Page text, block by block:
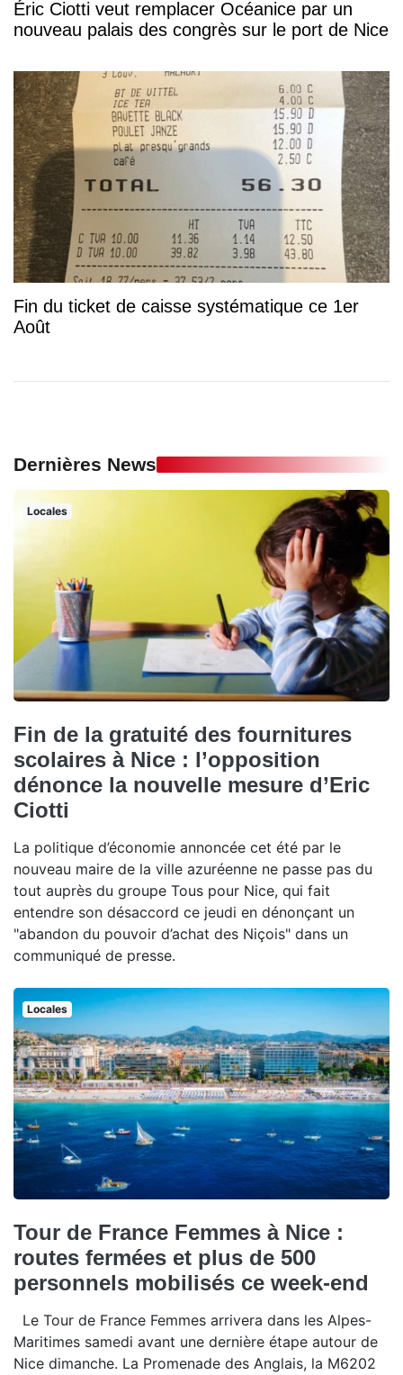
Éric Ciotti veut remplacer Océanice par un
nouveau palais des congrès sur le port de Nice
Fin du ticket de caisse systématique ce 1er
Août
Dernières News
Locales
Fin de la gratuité des fournitures
scolaires à Nice : l’opposition
dénonce la nouvelle mesure d’Eric
Ciotti
La politique d’économie annoncée cet été par le
nouveau maire de la ville azuréenne ne passe pas du
tout auprès du groupe Tous pour Nice, qui fait
entendre son désaccord ce jeudi en dénonçant un
"abandon du pouvoir d’achat des Niçois" dans un
communiqué de presse.
Locales
Tour de France Femmes à Nice :
routes fermées et plus de 500
personnels mobilisés ce week-end
Le Tour de France Femmes arrivera dans les Alpes-
Maritimes samedi avant une dernière étape autour de
Nice dimanche. La Promenade des Anglais, la M6202